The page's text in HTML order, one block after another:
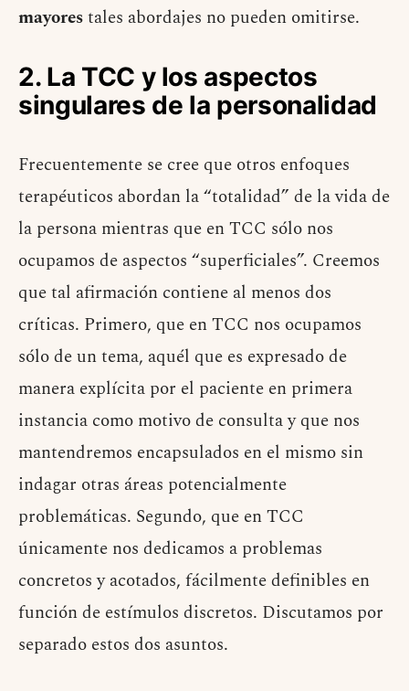
mayorestales abordajes no pueden omitirse.
2. La TCC y los aspectos
singulares de la personalidad
Frecuentemente se cree que otros enfoques
terapéuticos abordan la “totalidad” de la vida de
la persona mientras que en TCC sólo nos
ocupamos de aspectos “superficiales”. Creemos
que tal afirmación contiene al menos dos
críticas. Primero, que en TCC nos ocupamos
sólo de un tema, aquél que es expresado de
manera explícita por el paciente en primera
instancia como motivo de consulta y que nos
mantendremos encapsulados en el mismo sin
indagar otras áreas potencialmente
problemáticas. Segundo, que en TCC
únicamente nos dedicamos a problemas
concretos y acotados, fácilmente definibles en
función de estímulos discretos. Discutamos por
separado estos dos asuntos.